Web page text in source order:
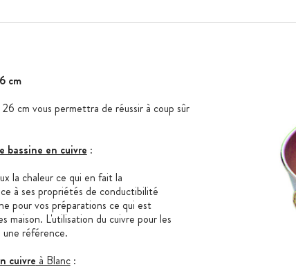
cm
cm vous permettra de réussir à coup sûr
bassine en cuivre :
la chaleur ce qui en fait la
à ses propriétés de conductibilité
pour vos préparations ce qui est
maison. L'utilisation du cuivre pour les
une référence.
cuivre à Blanc: